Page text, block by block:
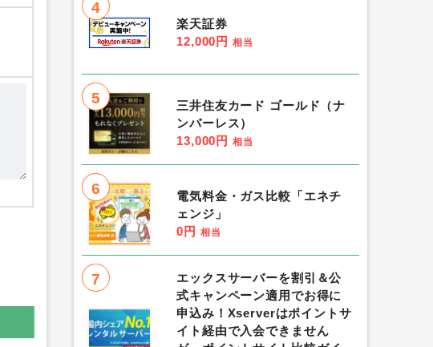
4
楽天証券
12,000円 相当
5
三井住友カード ゴールド（ナ
ンバーレス）
13,000円 相当
6
電気料金・ガス比較「エネチ
ェンジ」
0円 相当
7
エックスサーバーを割引＆公
式キャンペーン適用でお得に
申込み！Xserverはポイントサ
イト経由で入会できません